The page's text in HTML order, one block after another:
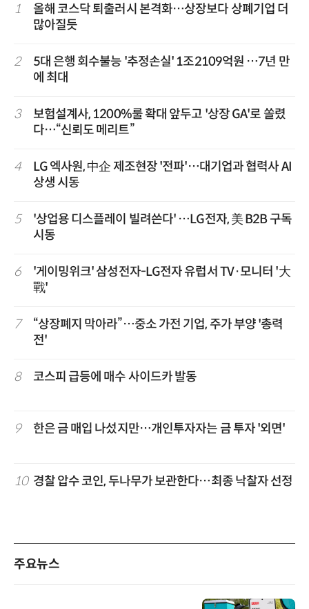
1
올해 코스닥 퇴출러시 본격화…상장보다 상폐기업 더
많아질듯
2
5대 은행 회수불능 '추정손실' 1조2109억원 …7년 만
에 최대
3
보험설계사, 1200%룰 확대 앞두고 '상장 GA'로 쏠렸
다…“신뢰도 메리트”
4
LG 엑사원, 中企 제조현장 '전파'…대기업과 협력사 AI
상생 시동
5
'상업용 디스플레이 빌려쓴다' …LG전자, 美 B2B 구독
시동
6
'게이밍위크' 삼성전자-LG전자 유럽서 TV·모니터 '大
戰'
7
“상장폐지 막아라”…중소 가전 기업, 주가 부양 '총력
전'
8 코스피 급등에 매수 사이드카 발동
9 한은 금 매입 나섰지만…개인투자자는 금 투자 '외면'
10 경찰 압수 코인, 두나무가 보관한다…최종 낙찰자 선정
주요뉴스